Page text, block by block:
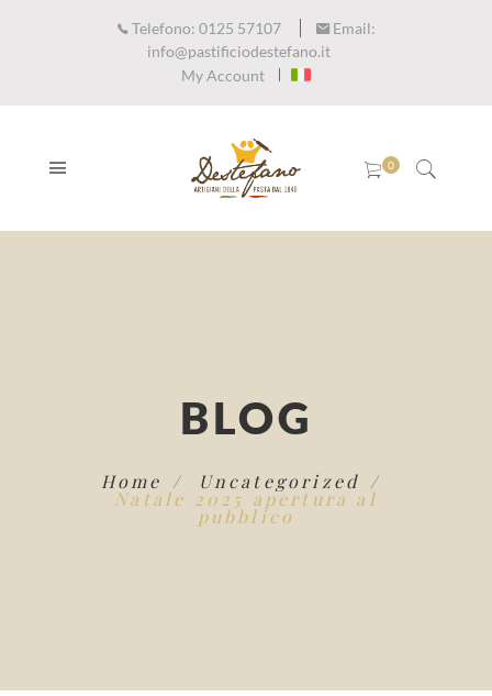
Telefono: 0125 57107
Email:
info@pastificiodestefano.it
My Account
BLOG
Home Uncategorized
Natale 2025 apertura al
pubblico